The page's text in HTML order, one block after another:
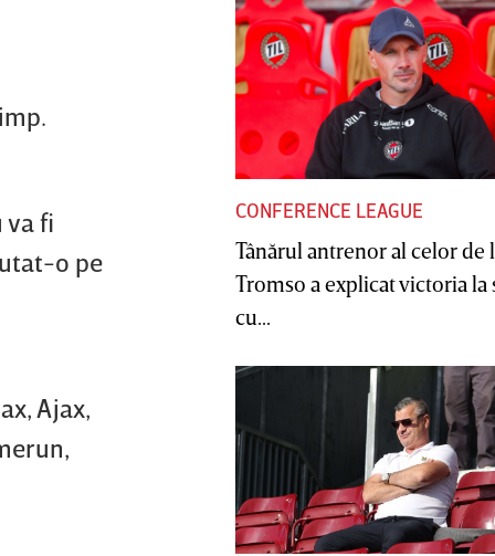
va fi
o pe
Ajax,
CONFERENCE LEAGUE
Tânărul antrenor al celor de
Tromso a explicat victoria la
cu...